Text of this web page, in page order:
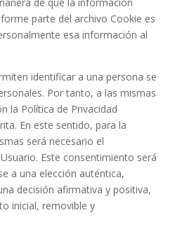
parte del archivo Cookie es
esa información al
identificar a una persona se
Por tanto, a las mismas
la Política de Privacidad
En este sentido, para la
será necesario el
Este consentimiento será
a una elección auténtica,
decisión afirmativa y positiva,
inicial, removible y